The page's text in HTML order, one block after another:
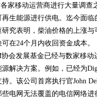
家移动运营商进行大量调查
再生能源进行供电。迄今面
研究表明，柴油价格的上涨
在24个月内收回资金成本。
协会发展基金已经与数家移
源解决方案。例如，已经为
。该公司首席执行官John
些电网无法覆盖的电信网络